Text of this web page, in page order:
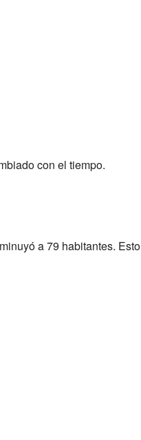
con el tiempo.
a 79 habitantes. Esto